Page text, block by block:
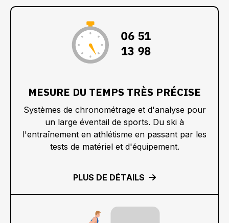
:
:
:
MESURE DU TEMPS TRÈS PRÉCISE
Systèmes de chronométrage et d'analyse pour
un large éventail de sports. Du ski à
l'entraînement en athlétisme en passant par les
tests de matériel et d'équipement.
PLUS DE DÉTAILS